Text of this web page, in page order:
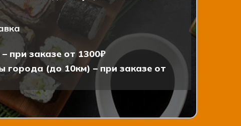
при заказе от 1300₽
города (до 10км) – при заказе от